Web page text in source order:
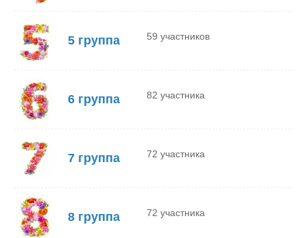
5 группа 59 участников
6 группа 82 участника
7 группа 72 участника
8 группа 72 участника